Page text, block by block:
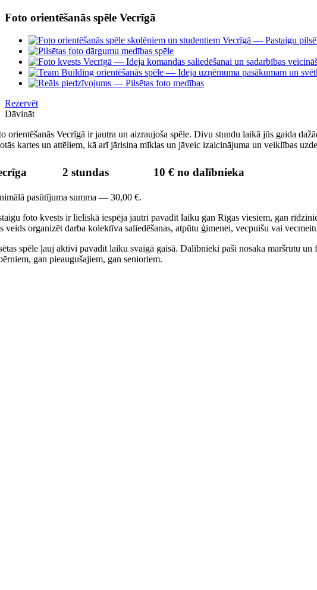
Foto orientēšanās spēle Vecrīgā
View
Larger
Image
Rezervēt
Dāvināt
orientēšanās Vecrīgā ir jautra un aizraujoša spēle. Divu stundu laikā jūs gaida
kartes un attēliem, kā arī jārisina mīklas un jāveic izaicinājuma un veiklības
2 stundas 10 € no dalībnieka
pasūtījuma summa — 30,00 €.
foto kvests ir lieliskā iespēja jautri pavadīt laiku gan Rīgas viesiem, gan
veids organizēt darba kolektīva saliedēšanas, atpūtu ģimenei, vecpuišu vai
spēle ļauj aktīvi pavadīt laiku svaigā gaisā. Dalībnieki paši nosaka maršrutu
gan pieaugušajiem, gan senioriem.